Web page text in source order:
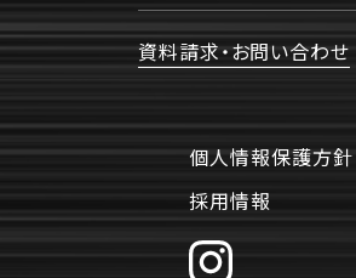
資料請求・お問い合わせ
個人情報保護方針
採用情報